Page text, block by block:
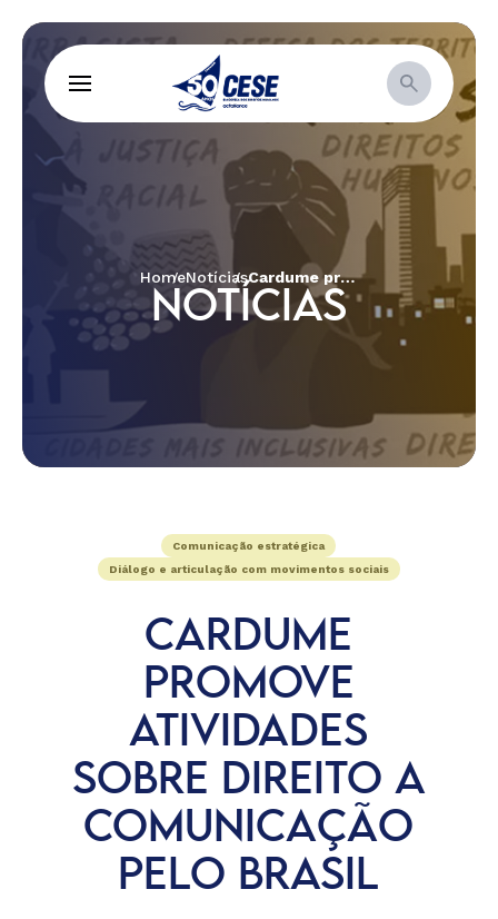
HomeNotícias Cardume promove atividades sobre direito a comunicação pelo Brasil
NOTÍCIAS
Comunicação estratégica
Diálogo e articulação com movimentos sociais
CARDUME
PROMOVE
ATIVIDADES
SOBRE DIREITO A
COMUNICAÇÃO
PELO BRASIL